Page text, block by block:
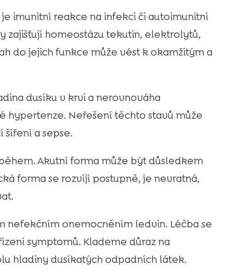
imunitní reakce na infekci či autoimunitní
zajišťují homeostázu tekutin, elektrolytů,
do jejich funkce může vést k okamžitým a
dusíku v krvi a nerovnováha
Neřešení těchto stavů může
a sepse.
Akutní forma může být důsledkem
forma se rozvíjí postupně, je nevratná,
nefekčním onemocněním ledvin. Léčba se
symptomů. Klademe důraz na
hladiny dusíkatých odpadních látek.